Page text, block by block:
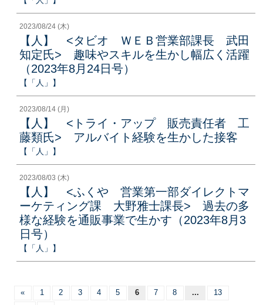
2023/08/24 (木)
【人】 <タビオ ＷＥＢ営業部課長 武田
知定氏> 趣味やスキルを生かし幅広く活躍
（2023年8月24日号）
【「人」】
2023/08/14 (月)
【人】 <トライ・アップ 販売責任者 工
藤類氏> アルバイト経験を生かした接客
【「人」】
2023/08/03 (木)
【人】 <ふくや 営業第一部ダイレクトマ
ーケティング課 大野雅士課長> 過去の多
様な経験を通販事業で生かす（2023年8月3
日号）
【「人」】
« 1 2 3 4 5 6 7 8 ...
13